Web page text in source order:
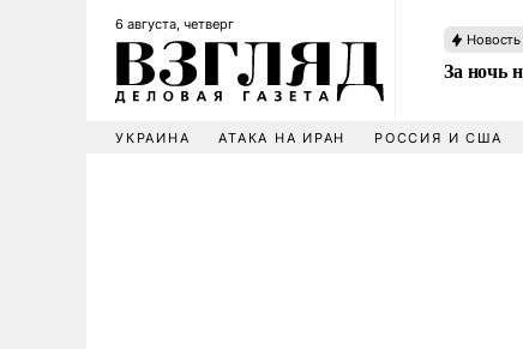
6 августа, четверг
Новость
За ночь
УКРАИНА АТАКА НА ИРАН РОССИЯ И США